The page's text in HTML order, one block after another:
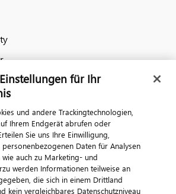
Sie uns
für Ihr
und andere Trackingtechnologien,
Ihrem Endgerät abrufen oder
Sie uns Ihre Einwilligung,
Daten für Analysen
auch zu Marketing- und
werden Informationen teilweise an
die sich in einem Drittland
kein vergleichbares Datenschutzniveau